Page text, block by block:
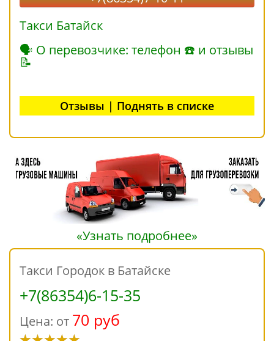
Такси Батайск
🗣 О перевозчике: телефон ☎ и отзывы
📝
Отзывы | Поднять в списке
«Узнать подробнее»
Такси Городок в Батайске
+7(86354)6-15-35
Цена: от 70 руб